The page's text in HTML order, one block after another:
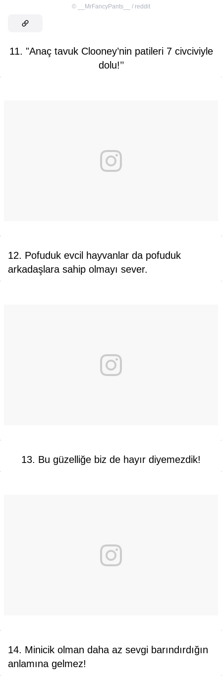
© __MrFancyPants__ / reddit
11. "Anaç tavuk Clooney’nin patileri 7 civciviyle
dolu!’’
12. Pofuduk evcil hayvanlar da pofuduk
arkadaşlara sahip olmayı sever.
13. Bu güzelliğe biz de hayır diyemezdik!
14. Minicik olman daha az sevgi barındırdığın
anlamına gelmez!